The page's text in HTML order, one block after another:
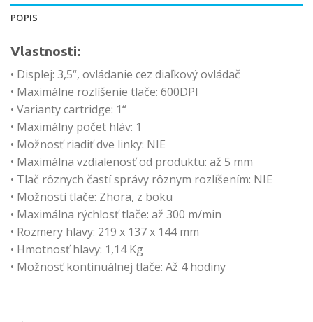
POPIS
Vlastnosti:
• Displej: 3,5“, ovládanie cez diaľkový ovládač
• Maximálne rozlíšenie tlače: 600DPI
• Varianty cartridge: 1“
• Maximálny počet hláv: 1
• Možnosť riadiť dve linky: NIE
• Maximálna vzdialenosť od produktu: až 5 mm
• Tlač rôznych častí správy rôznym rozlíšením: NIE
• Možnosti tlače: Zhora, z boku
• Maximálna rýchlosť tlače: až 300 m/min
• Rozmery hlavy: 219 x 137 x 144 mm
• Hmotnosť hlavy: 1,14 Kg
• Možnosť kontinuálnej tlače: Až 4 hodiny